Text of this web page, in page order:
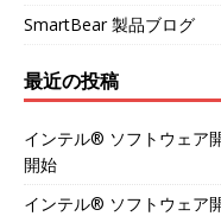
SmartBear 製品ブログ
最近の投稿
インテル® ソフトウェア
開始
インテル® ソフトウェア